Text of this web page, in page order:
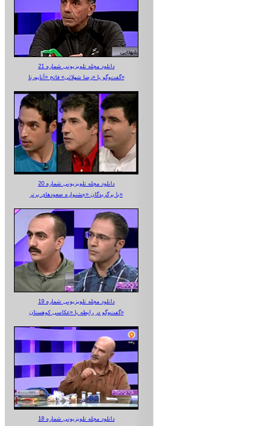
دانلود مجله تلویزیونی شماره 21
گفت‌وگو با «رضا شهلائی» فاتح «آناپورنا»
دانلود مجله تلویزیونی شماره 20
با برگزیدگان «جشنواره صعودهای برتر»
دانلود مجله تلویزیونی شماره 19
گفت‌وگو در رابطه با «عکاسی کوهستان»
دانلود مجله تلویزیونی شماره 18